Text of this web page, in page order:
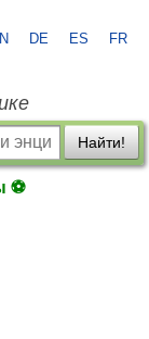
DE ES FR
Найти!
⚽